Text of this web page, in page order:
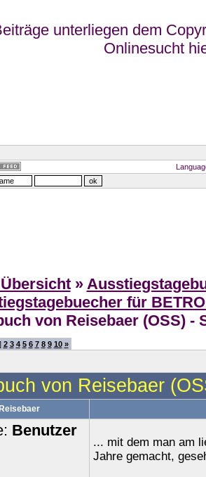
unterliegen dem
Onlinesucht
»
für
von Reisebaer (OSS) -
2 3 4 5 6 7 8 9 10 »
von Reisebaer
Reisebaer
Benutzer
... mit dem man am
Jahre gemacht,